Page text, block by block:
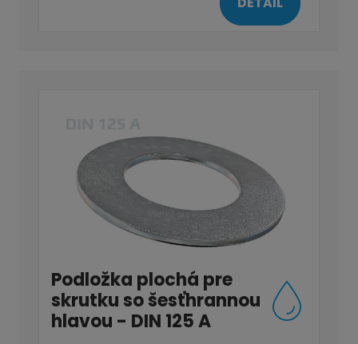
Podložka plochá pre
skrutku so šesťhrannou
hlavou - DIN 125 A